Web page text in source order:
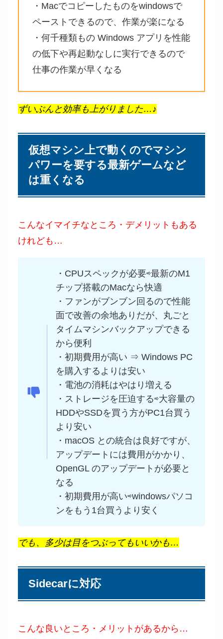
・Macでコピーしたものをwindowsで
ペーストできるので、作業が楽になる
・何千種類もの Windows アプリを性能
の低下や再起動なしに実行できるので
仕事の作業が早くなる
ずいぶんと効率も上がりました…♪
仮想マシン上で動くのでマシン
パワーを要する最新ゲームなど
は重くなる
こんなイマイチなところ・デメリットもある
けれども…
・CPUスペックが必要⇨最新のM1
チップ搭載のMacなら快適
・ファンがブンブン回るので性能
面で改善の余地ありだが、丸ごと
タイムマシンバックアップできる
から便利
・初期費用が高い ⇒ Windows PC
を購入するよりは安い
・電池の消耗はやはり増える
・ストレージを圧迫する⇨大容量の
HDDやSSDを買う方がPC1台買う
より安い
・macOS との統合は良好ですが、
アップデートには費用がかかり、
OpenGL のアップデートが必要と
なる
・初期費用が高い⇨windowsパソコ
ンをもう1台買うより安く
でも、多少は目をつぶってもいいかも…
Sidecarに対応
こんな良いところ・メリットがあるから…